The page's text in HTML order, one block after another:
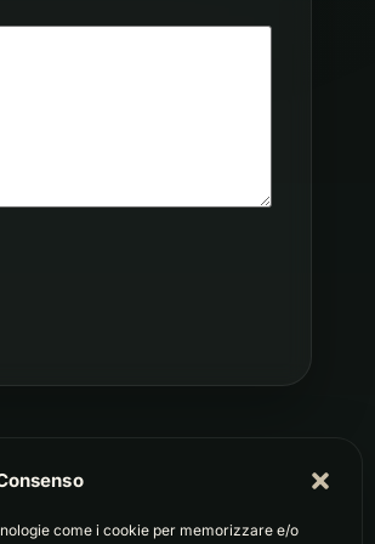
come i cookie per memorizzare e/o